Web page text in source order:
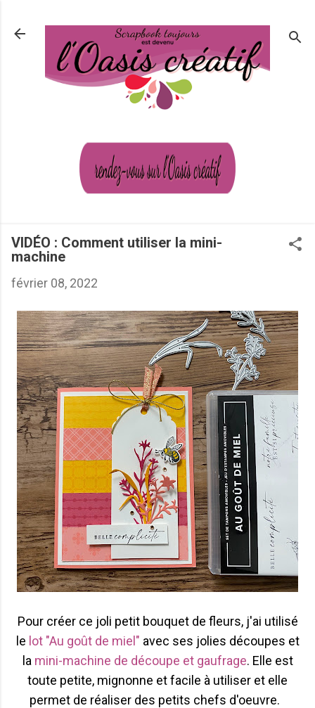
VIDÉO : Comment utiliser la mini-
machine
février 08, 2022
Pour créer ce joli petit bouquet de fleurs, j'ai utilisé
le lot "Au goût de miel" avec ses jolies découpes et
la mini-machine de découpe et gaufrage. Elle est
toute petite, mignonne et facile à utiliser et elle
permet de réaliser des petits chefs d'oeuvre.